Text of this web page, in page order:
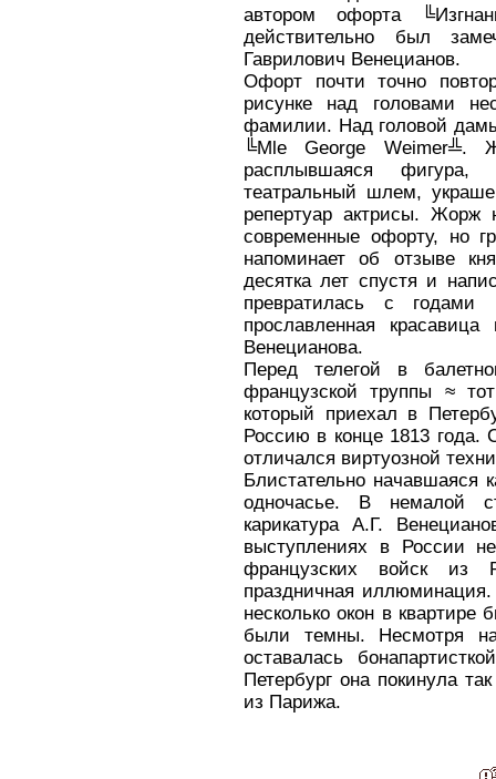
автором офорта
действительно был
Гаврилович Венецианов.
Офорт почти точно
рисунке над головами
фамилии. Над головой
╚Mle George Weimer╩.
расплывшаяся фигура,
театральный шлем,
репертуар актрисы. Жорж
современные офорту, но
напоминает об отзыве
десятка лет спустя и
превратилась с годами
прославленная
Венецианова.
Перед телегой в
французской труппы ≈
который приехал в
Россию в конце 1813 года.
отличался виртуозной
Блистательно
одночасье. В немалой
карикатура А.Г.
выступлениях в России
французских войск из
праздничная
несколько окон в
были темны. Несмотря
оставалась
Петербург она покинула
из Парижа.